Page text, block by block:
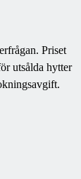
Priset
utsålda hytter